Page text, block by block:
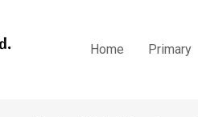
Home Primary
Kertas